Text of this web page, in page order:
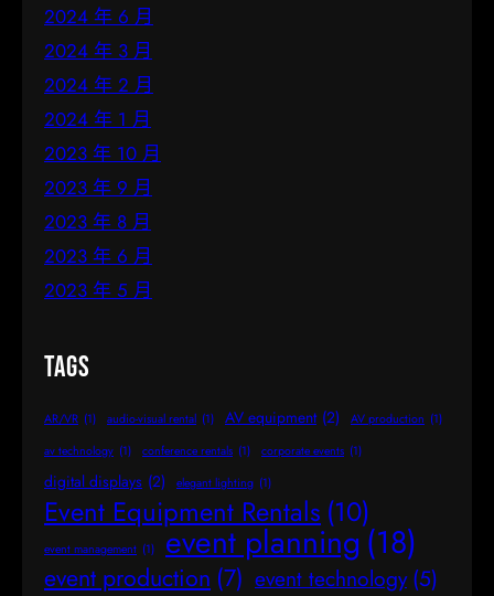
2024 年 6 月
2024 年 3 月
2024 年 2 月
2024 年 1 月
2023 年 10 月
2023 年 9 月
2023 年 8 月
2023 年 6 月
2023 年 5 月
Tags
AR/VR (1) audio-visual rental (1) AV equipment (2) AV production (1)
av technology (1) conference rentals (1) corporate events (1)
digital displays (2) elegant lighting (1)
Event Equipment Rentals (10)
event management (1) event planning(18)
event production (7) event technology (5)